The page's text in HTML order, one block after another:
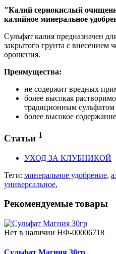
"Калий сернокислый
калийное минеральное
Сульфат калия предназначен
закрытого грунта с внесением
орошения.
Преимущества:
не содержит вредных
более высокая
традиционным сульфатом
более высокое
Статьи 1
УХОД ЗА КЛУБНИКОЙ
Теги: минеральное удобрение,
универсальное,
Рекомендуемые товары
Нет в наличии НФ-00006718